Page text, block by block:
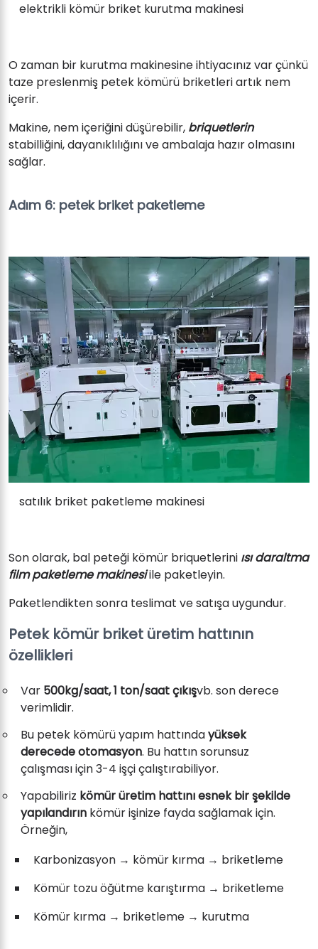
elektrikli kömür briket kurutma makinesi
O zaman bir kurutma makinesine ihtiyacınız var çünkü
taze preslenmiş petek kömürü briketleri artık nem
içerir.
Makine, nem içeriğini düşürebilir, briquetlerin
stabilliğini, dayanıklılığını ve ambalaja hazır olmasını
sağlar.
Adım 6: petek briket paketleme
satılık briket paketleme makinesi
Son olarak, bal peteği kömür briquetlerini ısı daraltma
film paketleme makinesiile paketleyin.
Paketlendikten sonra teslimat ve satışa uygundur.
Petek kömür briket üretim hattının
özellikleri
Var 500kg/saat, 1 ton/saat çıkışvb. son derece
verimlidir.
Bu petek kömürü yapım hattındayüksek
derecede otomasyon. Bu hattın sorunsuz
çalışması için 3-4 işçi çalıştırabiliyor.
Yapabiliriz kömür üretim hattını esnek bir şekilde
yapılandırın kömür işinize fayda sağlamak için.
Örneğin,
Karbonizasyon → kömür kırma → briketleme
Kömür tozu öğütme karıştırma → briketleme
Kömür kırma → briketleme → kurutma